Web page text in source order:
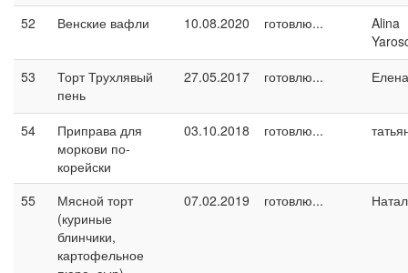
52 Венские вафли 10.08.2020 готовлю...
Alina
53
Торт Трухлявый
пень
27.05.2017 готовлю...
54
Приправа для
моркови по-
корейски
03.10.2018 готовлю...
55
Мясной торт
(куриные
блинчики,
картофельное
07.02.2019 готовлю...